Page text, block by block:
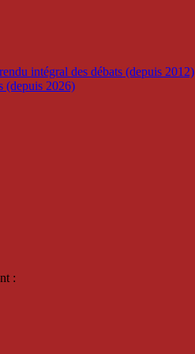
intégral des débats (depuis 2012)
(depuis 2026)
: